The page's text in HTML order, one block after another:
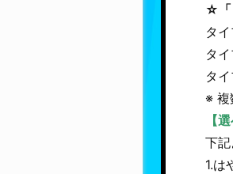
☆「
タ
タ
タ
※ 複
【
下記
1.は